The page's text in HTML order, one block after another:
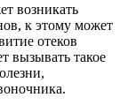
возникать
к этому может
отеков
вызывать такое